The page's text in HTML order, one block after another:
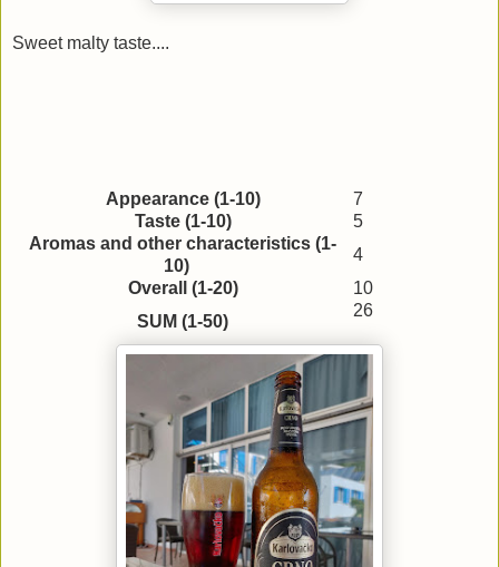
Sweet malty taste....
Appearance (1-10)
7
Taste (1-10)
5
Aromas and other characteristics (1-
10)
4
Overall (1-20)
10
SUM (1-50)
26